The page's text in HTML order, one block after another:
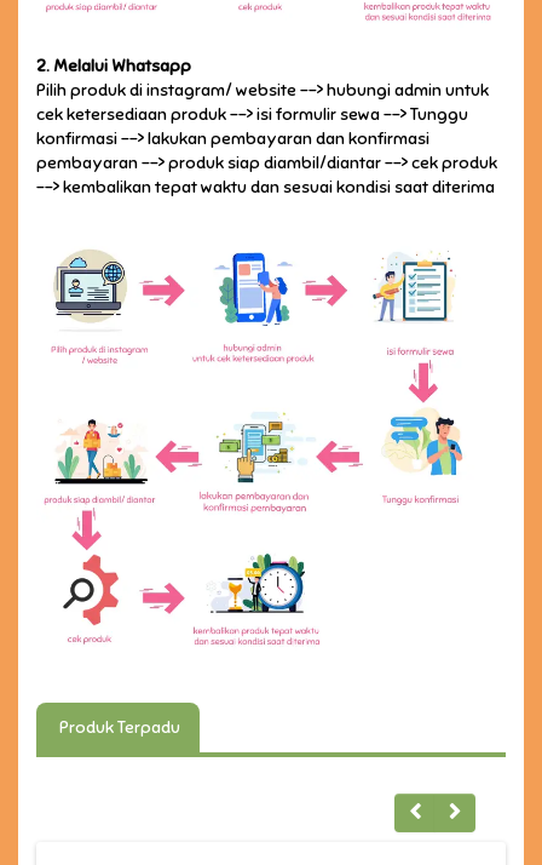
2. Melalui Whatsapp
Pilih produk di instagram/ website --> hubungi admin untuk
cek ketersediaan produk --> isi formulir sewa --> Tunggu
konfirmasi --> lakukan pembayaran dan konfirmasi
pembayaran --> produk siap diambil/diantar --> cek produk
--> kembalikan tepat waktu dan sesuai kondisi saat diterima
Produk Terpadu